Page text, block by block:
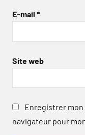
E-mail *
Site web
Enregistrer mon
navigateur pour